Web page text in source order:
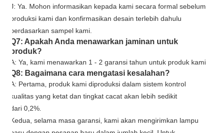
J: Ya. Mohon informasikan kepada kami secara formal sebelum
produksi kami dan konfirmasikan desain terlebih dahulu
berdasarkan sampel kami.
Q7: Apakah Anda menawarkan jaminan untuk
produk?
A: Ya, kami menawarkan 1 - 2 garansi tahun untuk produk kami.
Q8: Bagaimana cara mengatasi kesalahan?
A: Pertama, produk kami diproduksi dalam sistem kontrol
kualitas yang ketat dan tingkat cacat akan lebih sedikit
dari 0,2%.
Kedua, selama masa garansi, kami akan mengirimkan lampu